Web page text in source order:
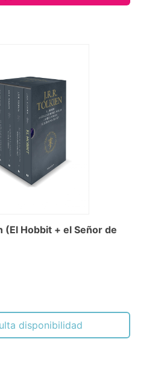
(El Hobbit + el Señor de
disponibilidad